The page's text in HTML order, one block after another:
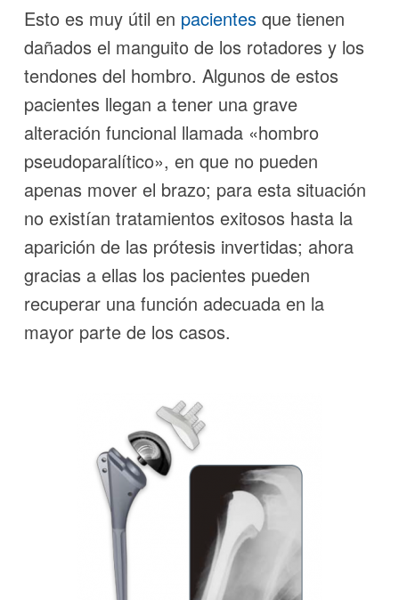
Esto es muy útil en pacientes que tienen
dañados el manguito de los rotadores y los
tendones del hombro. Algunos de estos
pacientes llegan a tener una grave
alteración funcional llamada «hombro
pseudoparalítico», en que no pueden
apenas mover el brazo; para esta situación
no existían tratamientos exitosos hasta la
aparición de las prótesis invertidas; ahora
gracias a ellas los pacientes pueden
recuperar una función adecuada en la
mayor parte de los casos.